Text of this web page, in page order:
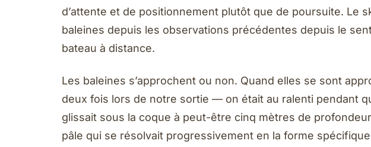
d’attente et de positionnement plutôt que de poursuite. Le
baleines depuis les observations précédentes depuis le
bateau à distance.
Les baleines s’approchent ou non. Quand elles se sont
deux fois lors de notre sortie — on était au ralenti pendant
glissait sous la coque à peut-être cinq mètres de
pâle qui se résolvait progressivement en la forme